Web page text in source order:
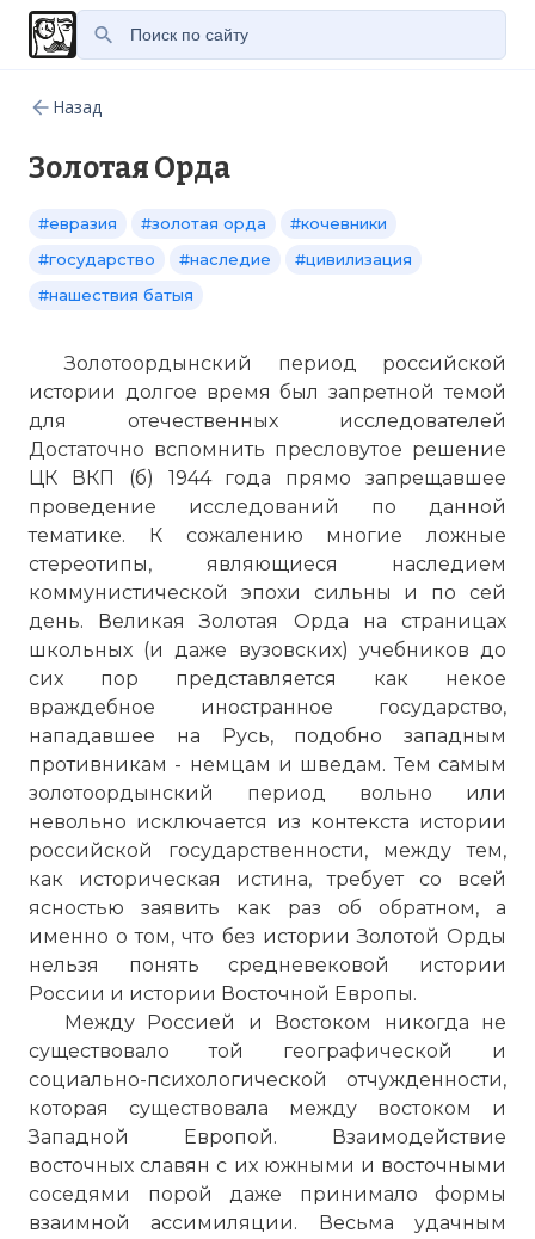
Назад
Золотая Орда
#евразия #золотая орда
#кочевники
#государство
#наследие
#цивилизация
#нашествия батыя
Золотоордынский период российской
истории долгое время был запретной темой
для отечественных исследователей
Достаточно вспомнить пресловутое решение
ЦК ВКП (б) 1944 года прямо запрещавшее
проведение исследований по данной
тематике. К сожалению многие ложные
стереотипы, являющиеся наследием
коммунистической эпохи сильны и по сей
день. Великая Золотая Орда на страницах
школьных (и даже вузовских) учебников до
сих пор представляется как некое
враждебное иностранное государство,
нападавшее на Русь, подобно западным
противникам - немцам и шведам. Тем самым
золотоордынский период вольно или
невольно исключается из контекста истории
российской государственности, между тем,
как историческая истина, требует со всей
ясностью заявить как раз об обратном, а
именно о том, что без истории Золотой Орды
нельзя понять средневековой истории
России и истории Восточной Европы.
Между Россией и Востоком никогда не
существовало той географической и
социально-психологической отчужденности,
которая существовала между востоком и
Западной Европой. Взаимодействие
восточных славян с их южными и восточными
соседями порой даже принимало формы
взаимной ассимиляции. Весьма удачным